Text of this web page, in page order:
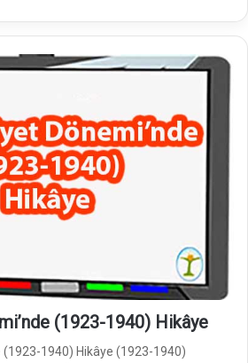
(1923-1940) Hikâye
(1923-1940) Hikâye (1923-1940)